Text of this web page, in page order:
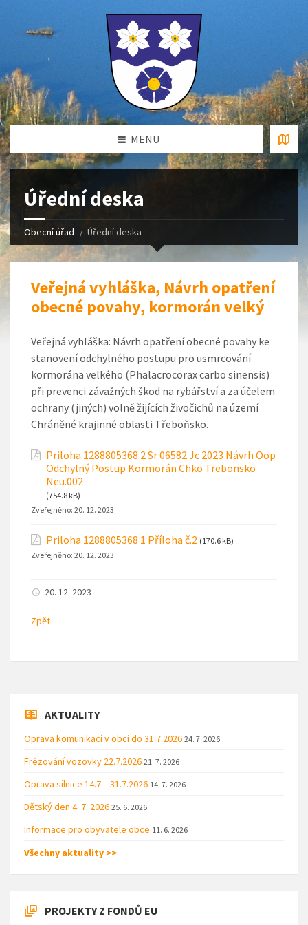
MENU
Úřední deska
Obecní úřad Úřední deska
Veřejná vyhláška, Návrh opatření
obecné povahy, kormorán velký
Veřejná vyhláška: Návrh opatření obecné povahy ke
stanovení odchylného postupu pro usmrcování
kormorána velkého (Phalacrocorax carbo sinensis)
při prevenci závažných škod na rybářství a za účelem
ochrany (jiných) volně žijících živočichů na území
Chráněné krajinné oblasti Třeboňsko.
Priloha 1288805368 2 Sr 06582 Jc 2023 Návrh Oop
Odchylný Postup Kormorán Chko Trebonsko
Neu.002
(754.8 kB)
Zveřejněno: 20. 12. 2023
Priloha 1288805368 1 Příloha č.2 (170.6 kB)
Zveřejněno: 20. 12. 2023
20. 12. 2023
Zpět
AKTUALITY
Oprava komunikací v obci do 31.7.2026 24. 7. 2026
Frézování vozovky 22.7.2026 21. 7. 2026
Oprava silnice 14.7. - 31.7.2026 14. 7. 2026
Dětský den 4. 7. 2026 25. 6. 2026
Informace pro obyvatele obce 11. 6. 2026
Všechny aktuality >>
PROJEKTY Z FONDŮ EU